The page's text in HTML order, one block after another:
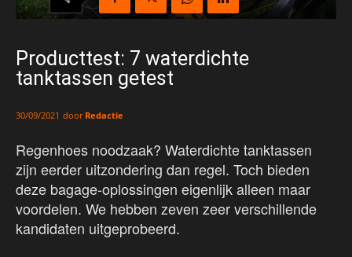
Producttest: 7 waterdichte
tanktassen getest
30/09/2021 door Redactie
Regenhoes noodzaak? Waterdichte tanktassen
zijn eerder uitzondering dan regel. Toch bieden
deze bagage-oplossingen eigenlijk alleen maar
voordelen. We hebben zeven zeer verschillende
kandidaten uitgeprobeerd.